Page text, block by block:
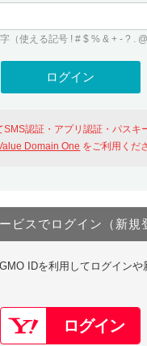
Value Domainにログイン
レンタルサーバーを含む最新の
Value Domain Oneにログイン
Domain Oneアカウント作
以下でも登録可能
（使える記号 ! # $ % & + - ? . @
SMS認証・アプリ認証・パスキ
Domain One をご利用くだ
ビスでログイン（新規
IDを利用してログインや